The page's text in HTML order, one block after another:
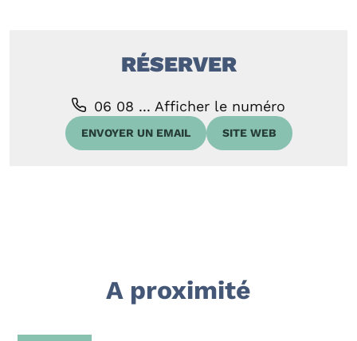
RÉSERVER
06 08 ... Afficher le numéro
ENVOYER UN EMAIL SITE WEB
A proximité